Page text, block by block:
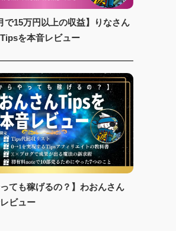
で15万円以上の収益】りなさん
を本音レビュー
っても稼げるの？】わおんさん
ビュー